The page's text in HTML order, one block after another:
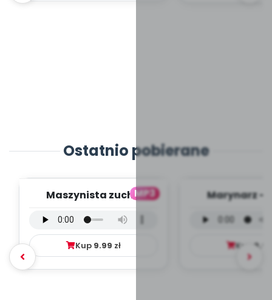
Ostatnio pobierane
MP3
Maszynista zuch -
mp3)
Kup 9.99 zł
Marynarz -
Kup 9.99